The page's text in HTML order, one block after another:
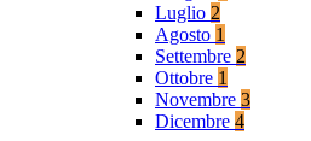
Luglio 2
Agosto 1
Settembre 2
Ottobre 1
Novembre 3
Dicembre 4